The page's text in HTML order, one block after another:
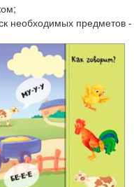
необходимых